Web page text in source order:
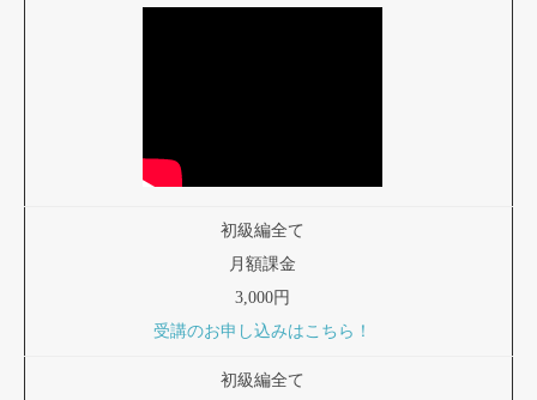
初級編全て
月額課金
3,000円
受講のお申し込みはこちら！
初級編全て